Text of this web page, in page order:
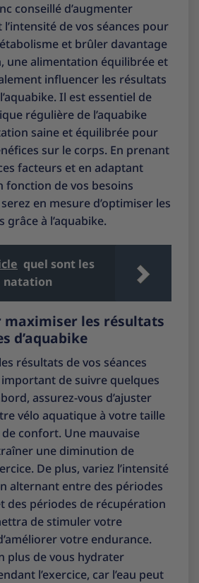
conseillé d’augmenter
de vos séances pour
et brûler davantage
une alimentation équilibrée et
influencer les résultats
Il est essentiel de
régulière de l’aquabike
saine et équilibrée pour
sur le corps. En prenant
facteurs et en adaptant
fonction de vos besoins
en mesure d’optimiser les
à l’aquabike.
quel sont les
natation
maximiser les résultats
d’aquabike
résultats de vos séances
important de suivre quelques
assurez-vous d’ajuster
vélo aquatique à votre taille
confort. Une mauvaise
une diminution de
De plus, variez l’intensité
alternant entre des périodes
des périodes de récupération
de stimuler votre
votre endurance.
plus de vous hydrater
l’exercice, car l’eau peut